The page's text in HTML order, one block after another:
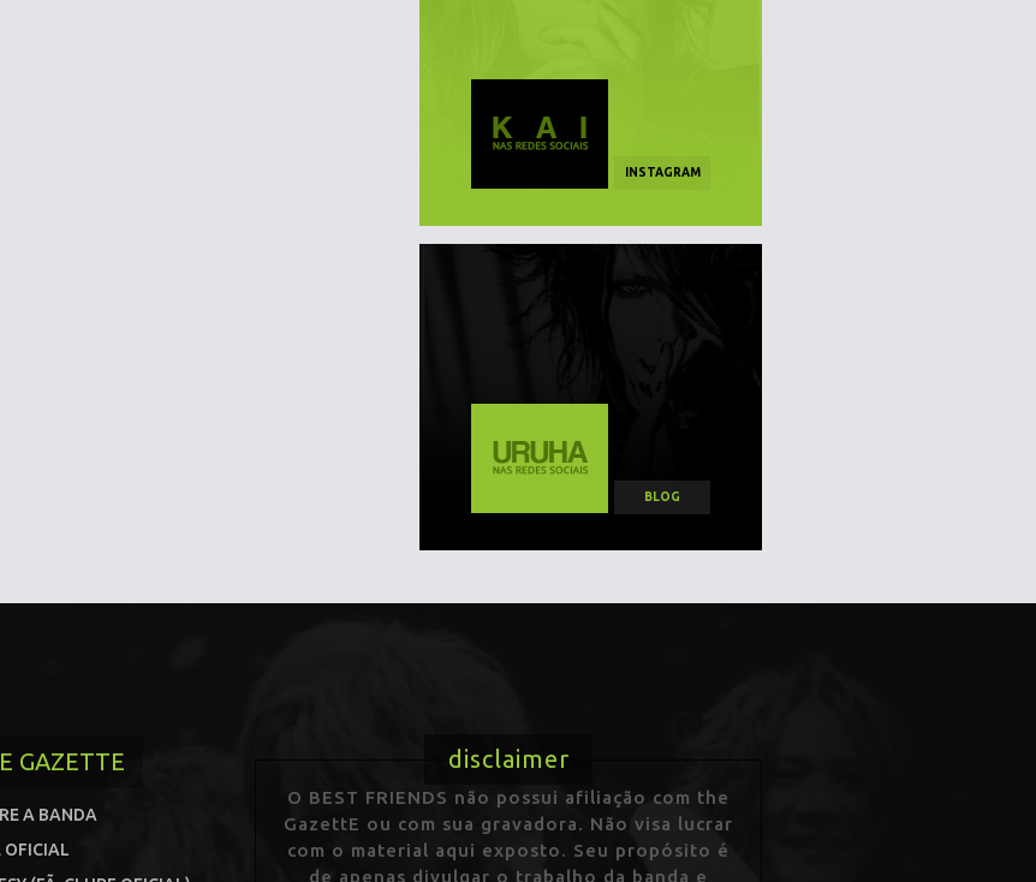
INSTAGRAM
BLOG
GAZETTE
A BANDA
OFICIAL
disclaimer
O BEST FRIENDS não possui afiliação com the
GazettE ou com sua gravadora. Não visa lucrar
com o material aqui exposto. Seu propósito é
de apenas divulgar o trabalho da banda e